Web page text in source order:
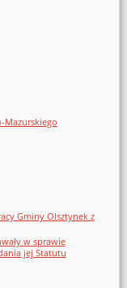
Mazurskiego
Gminy Olsztynek z
w sprawie
jej Statutu